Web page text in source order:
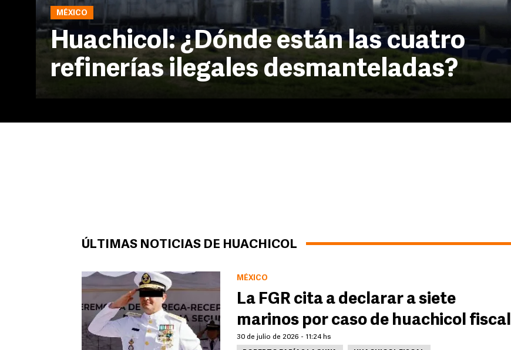
MÉXICO
Huachicol: ¿Dónde están las cuatro
refinerías ilegales desmanteladas?
ÚLTIMAS NOTICIAS DE HUACHICOL
MÉXICO
La FGR cita a declarar a siete
marinos por caso de huachicol fiscal
30 de julio de 2026 - 11:24 hs